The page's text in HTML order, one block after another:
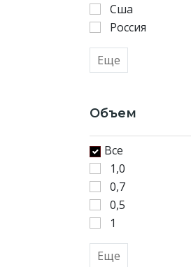
алкоголя
(коньяка,
бренди,
виски)
наполнителей,
вкус
аромат.
Это
могут
быть
орехи,
травы,
специи,
Сша
Россия
Еще
Объем
Все
1,0
0,7
0,5
1
Еще